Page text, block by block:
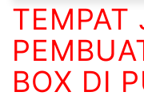
TEMPAT
BOX DI